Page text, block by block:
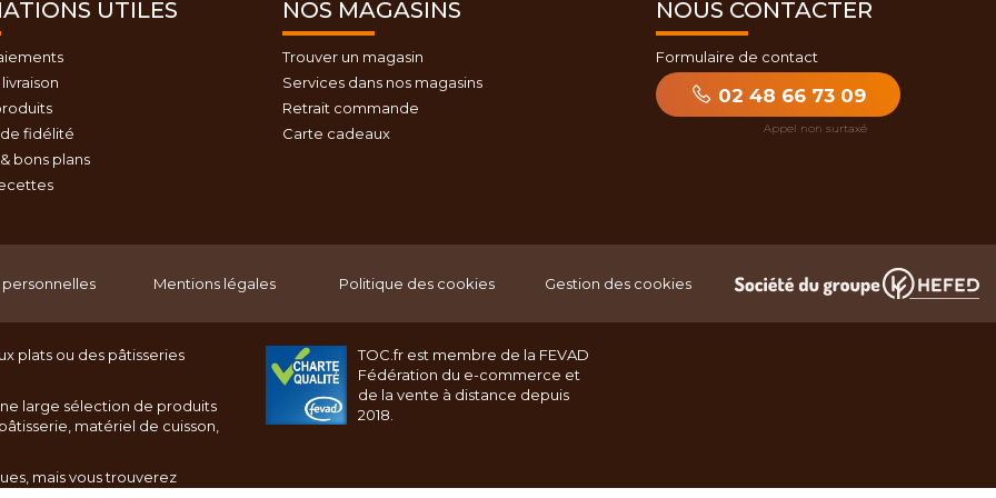
UTILES
fidélité
bons plans
NOS MAGASINS
Trouver un magasin
Services dans nos magasins
Retrait commande
Carte cadeaux
NOUS CONTACTER
Formulaire de contact
02 48 66 73 09
personnelles Mentions légales Politique des cookies Gestion des cookies
plats ou des pâtisseries
large sélection de produits
matériel de cuisson,
mais vous trouverez
TOC.fr est membre de la FEVAD
Fédération du e-commerce et
de la vente à distance depuis
2018.